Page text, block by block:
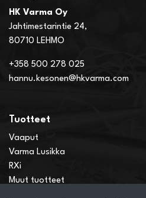
HK Varma Oy
Jahtimestarintie 24,
80710 LEHMO
+358 500 278 025
hannu.kesonen@hkvarma.com
Tuotteet
Vaaput
Varma Lusikka
RXi
Muut tuotteet